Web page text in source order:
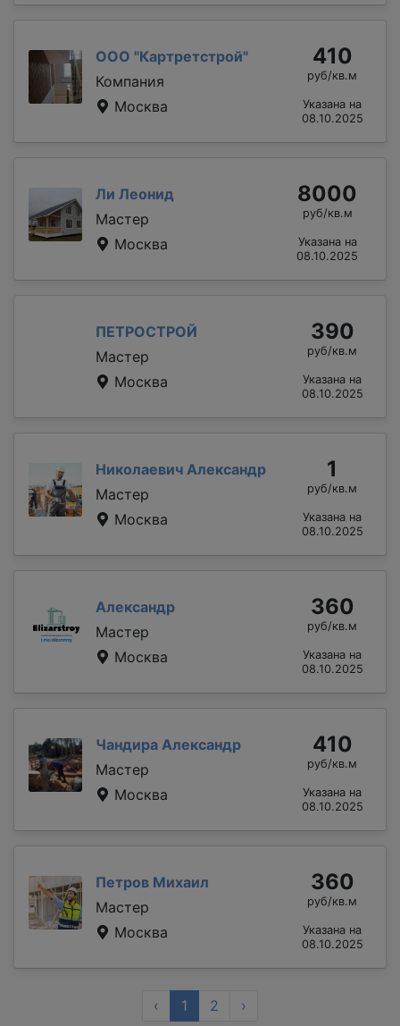
ООО "Картретстрой"
Компания
Москва
410
руб/кв.м
Указана на
08.10.2025
Ли Леонид
Мастер
Москва
8000
руб/кв.м
Указана на
08.10.2025
ПЕТРОСТРОЙ
Мастер
Москва
390
руб/кв.м
Указана на
08.10.2025
Николаевич Александр
Мастер
Москва
1
руб/кв.м
Указана на
08.10.2025
Александр
Мастер
Москва
360
руб/кв.м
Указана на
08.10.2025
Чандира Александр
Мастер
Москва
410
руб/кв.м
Указана на
08.10.2025
Петров Михаил
Мастер
Москва
360
руб/кв.м
Указана на
08.10.2025
‹ 1 2 ›